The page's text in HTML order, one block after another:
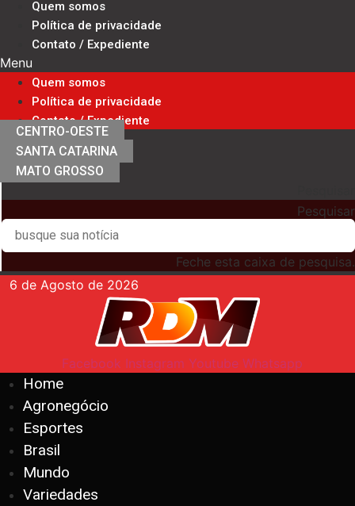
conteúdo
Quem somos
Política de privacidade
Contato / Expediente
Menu
Quem somos
Política de privacidade
Contato / Expediente
CENTRO-OESTE
SANTA CATARINA
MATO GROSSO
Pesquisar
Feche esta caixa de pesquisa.
6 de Agosto de 2026
Facebook Instagram Youtube Whatsapp
Home
Agronegócio
Esportes
Brasil
Mundo
Variedades